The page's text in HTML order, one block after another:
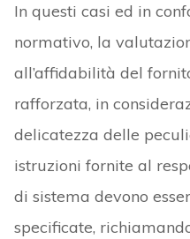
In questi casi ed in
normativo, la
all’affidabilità del
rafforzata, in
delicatezza delle
istruzioni fornite al
di sistema devono
specificate,